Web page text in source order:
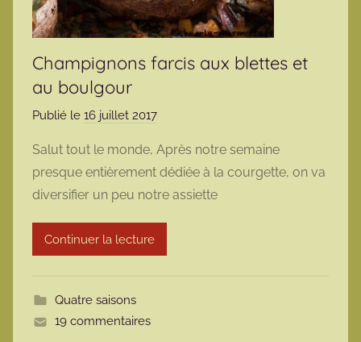
Champignons farcis aux blettes et
au boulgour
Publié le 16 juillet 2017
r
m
a
r
Salut tout le monde, Après notre semaine
presque entièrement dédiée à la courgette, on va
diversifier un peu notre assiette
Continuer la lecture
Quatre saisons
19 commentaires